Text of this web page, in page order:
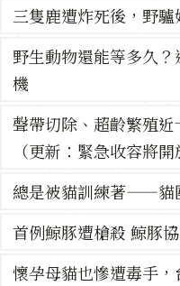
三隻鹿遭炸死後，野驢
野生動物還能等多久
機
聲帶切除、超齡繁殖
（更新：緊急收容將開
總是被貓訓練著——貓
首例鯨豚遭槍殺 鯨豚
懷孕母貓也慘遭毒手